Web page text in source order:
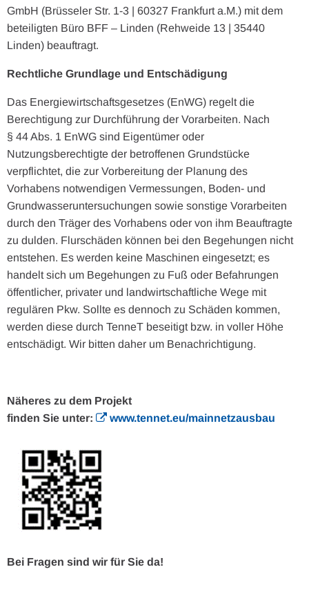
GmbH (Brüsseler Str. 1-3 | 60327 Frankfurt a.M.) mit dem
beteiligten Büro BFF – Linden (Rehweide 13 | 35440
Linden) beauftragt.
Rechtliche Grundlage und Entschädigung
Das Energiewirtschaftsgesetzes (EnWG) regelt die
Berechtigung zur Durchführung der Vorarbeiten. Nach
§ 44 Abs. 1 EnWG sind Eigentümer oder
Nutzungsberechtigte der betroffenen Grundstücke
verpflichtet, die zur Vorbereitung der Planung des
Vorhabens notwendigen Vermessungen, Boden- und
Grundwasseruntersuchungen sowie sonstige Vorarbeiten
durch den Träger des Vorhabens oder von ihm Beauftragte
zu dulden. Flurschäden können bei den Begehungen nicht
entstehen. Es werden keine Maschinen eingesetzt; es
handelt sich um Begehungen zu Fuß oder Befahrungen
öffentlicher, privater und landwirtschaftliche Wege mit
regulären Pkw. Sollte es dennoch zu Schäden kommen,
werden diese durch TenneT beseitigt bzw. in voller Höhe
entschädigt. Wir bitten daher um Benachrichtigung.
Näheres zu dem Projekt
finden Sie unter:
www.tennet.eu/mainnetzausbau
Bei Fragen sind wir für Sie da!